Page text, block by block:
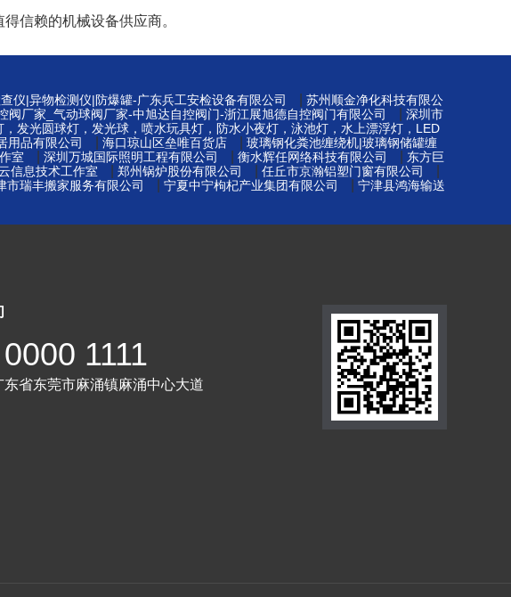
信赖的机械设备供应商。
仪|异物检测仪|防爆罐-广东兵工安检设备有限公司
苏州顺金净化科技有限公
厂家_气动球阀厂家-中旭达自控阀门-浙江展旭德自控阀门有限公司
深圳市
，发光圆球灯，发光球，喷水玩具灯，防水小夜灯，泳池灯，水上漂浮灯，LED
用品有限公司 海口琼山区垒唯百货店
玻璃钢化粪池缠绕机|玻璃钢储罐缠
室 深圳万城国际照明工程有限公司 衡水辉任网络科技有限公司
东方巨
信息技术工作室 郑州锅炉股份有限公司 任丘市京瀚铝塑门窗有限公司
市瑞丰搬家服务有限公司 宁夏中宁枸杞产业集团有限公司
宁津县鸿海输送
1111
东省东莞市麻涌镇麻涌中心大道